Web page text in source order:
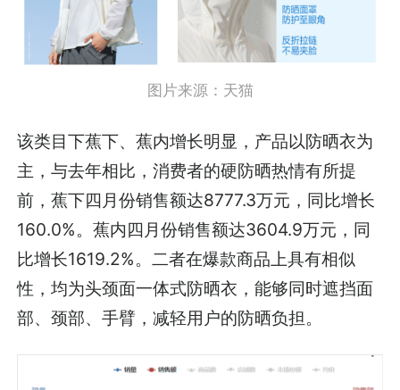
图片来源：天猫
该类目下蕉下、蕉内增长明显，产品以防晒衣为
主，与去年相比，消费者的硬防晒热情有所提
前，蕉下四月份销售额达8777.3万元，同比增长
160.0%。蕉内四月份销售额达3604.9万元，同
比增长1619.2%。二者在爆款商品上具有相似
性，均为头颈面一体式防晒衣，能够同时遮挡面
部、颈部、手臂，减轻用户的防晒负担。